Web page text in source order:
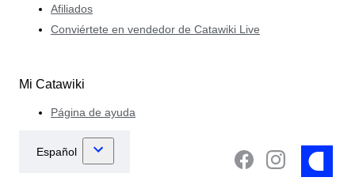
Afiliados
Conviértete en vendedor de Catawiki Live
Mi Catawiki
Página de ayuda